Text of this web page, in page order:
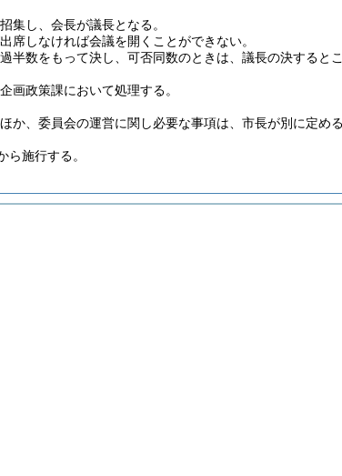
集し、会長が議長となる。
席しなければ会議を開くことができない。
半数をもって決し、可否同数のときは、議長の決すると
画政策課において処理する。
か、委員会の運営に関し必要な事項は、市長が別に定め
ら施行する。